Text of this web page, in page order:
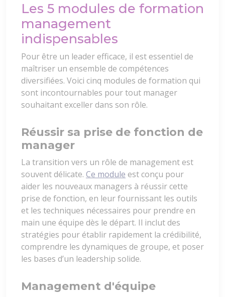
Les 5 modules de formation
management
indispensables
Pour être un leader efficace, il est essentiel de
maîtriser un ensemble de compétences
diversifiées. Voici cinq modules de formation qui
sont incontournables pour tout manager
souhaitant exceller dans son rôle.
Réussir sa prise de fonction de
manager
La transition vers un rôle de management est
souvent délicate. Ce module est conçu pour
aider les nouveaux managers à réussir cette
prise de fonction, en leur fournissant les outils
et les techniques nécessaires pour prendre en
main une équipe dès le départ. Il inclut des
stratégies pour établir rapidement la crédibilité,
comprendre les dynamiques de groupe, et poser
les bases d’un leadership solide.
Management d'équipe